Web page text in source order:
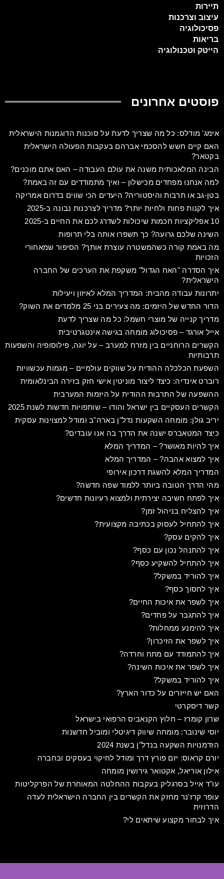
תיירות
עיצוב וצרכנות
פסיכולוגיה
בריאות
הייטק וטכנולוגיה
פוסטים אחרונים
אימג' מודלס: כל מה שצריך לדעת על סוכנות הדוגמנות הישראלית
האם קיים חשש להסכמי אברהם בעקבות הפעולה הישראלית
בקטאר?
הבינה המלאכותית משנה את עולם העבודה – האם אתם מוכנים?
למה אנחנו מפחדים מכישלון – ואיך מתמודדים עם זה באמת?
בטן-גב או תרבות והיסטוריה? היעדים הכי שווים בדרום אמריקה
איך לקנות פחות ולחיות יותר? מדריך לצרכנות נבונה ב-2025
10 אפליקציות חכמות שיכולות לשדרג לכם את החיים ב-2025
השינה שלכם גרועה? כך תשפרו אותה בלי תרופות
מה באמת קורה כשהמשטרה עוצרת אותך? הסיפור שמאחורי
הזכויות
איך הסדרה "האח הגדול" משקפת את הערכים של החברה
הישראלית?
יתרונות עבודה מהבית: המדריך המלא לאיזון ויעילות
הדור החדש של היזמים: מה צעירים בני 25 מלמדים את השוק?
מדריך קנייה של מוצרי חשמל: כל מה שצריך לדעת
אייל אורגד – פסיכולוג מומחה בגישה אינטגרטיבית
הקשרים הרוחניים בין מזרח למערב – על יוגה, פילוסופיה והשפעות
תרבותיות
השפעת הכלכלה ההודית על שווקים עולמיים – מגמות עכשוויות
רוברט אינדיה: כיצד ליצור מוניטין אישי חזק בזירה הבינלאומית
ההשפעה של התרבות ההודית על היזמות המערבית
הקשרים העסקיים בין ישראל והודו – שותפויות חדשות לשנת 2025
יריב גולן: מומחה השקעות נדל"ן בארה"ב ומודל למצוינות עסקית
כיצד המטאברס ישנה את הדרך בה אנו עובדים?
איך להיות מאושר? – המדריך המלא
איך למצוא אהבה? – המדריך המלא
המדריך המלא להשגת דרכון אירופי
מהי הדרך הטובה ביותר ללמוד שפה חדשה?
איך לפתח חשיבה יצירתית ולמצוא רעיונות חדשים?
איך להצליח בניהול זמן?
איך להתחיל לעסוק בכתיבה מקצועית?
איך להקים עסק?
איך להתנהל נכון עם כסף?
איך להתחיל להשקיע כסף?
איך להוריד במשקל?
איך לחסוך כסף?
איך לשפר את איכות החיים?
איך להתגבר על פחדים?
איך להימנע ממחלות?
איך לשפר את הזיכרון?
איך להתמודד עם מתח וחרדה?
איך לשפר את איכות השינה?
איך להוריד במשקל?
האם יש חייזרים על כדור הארץ?
קשר דיסקרטי
שרון קומרז – חלוץ הקנאביס הרפואי בישראל
יוסי שינובר: מומחה שיווק דיגיטלי ומוביל חדשנות
הזדמנויות השקעה בנדל"ן בשנת 2024
יורם קראוס: יזם פורץ דרך ומודל לחיקוי בעסקים ובחברה
אילון אוריאל, אקטואר גירושין מומחה
עו"ד אייל בסרגליק בעקבות ההחלטה המאוחרת של הפרקליטות
עופר קרז'נר מחזק את הקשרים בין החברה הישראלית לעדה
הדרוזית
איך לבחור מקצוע שיתאים לי?